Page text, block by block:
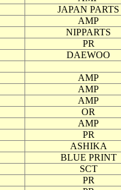
JAPAN PARTS
AMP
NIPPARTS
PR
DAEWOO
AMP
AMP
AMP
OR
AMP
PR
ASHIKA
BLUE PRINT
SCT
PR